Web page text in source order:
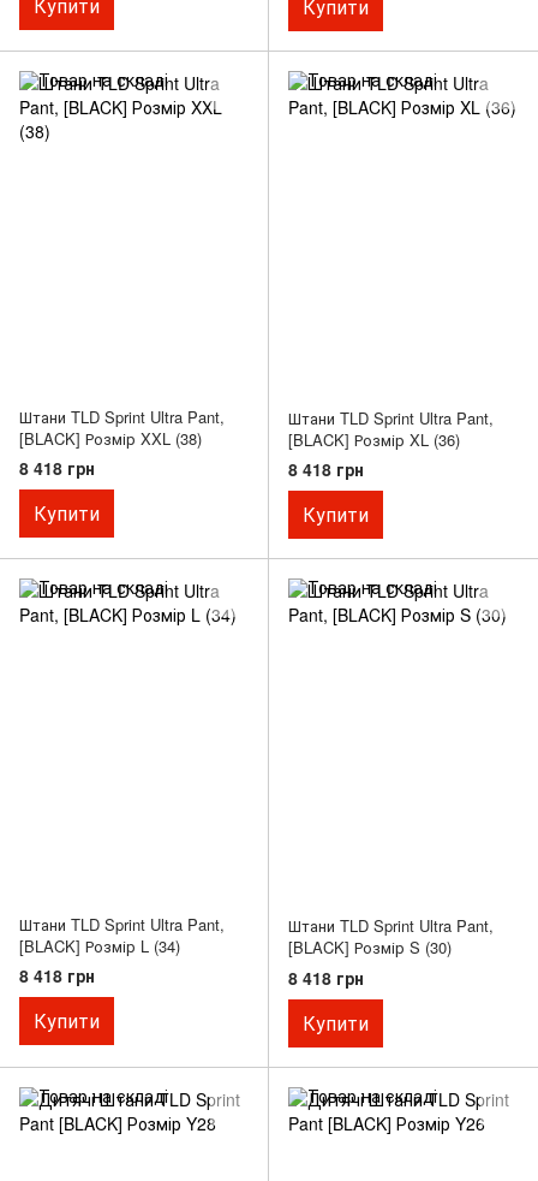
Купити
Штани TLD Sprint Ultra Pant,
[BLACK] Розмір XXL (38)
8 418 грн
Купити
Штани TLD Sprint Ultra Pant,
[BLACK] Розмір XL (36)
8 418 грн
Купити
Штани TLD Sprint Ultra Pant,
[BLACK] Розмір L (34)
8 418 грн
Купити
Штани TLD Sprint Ultra Pant,
[BLACK] Розмір S (30)
8 418 грн
Купити